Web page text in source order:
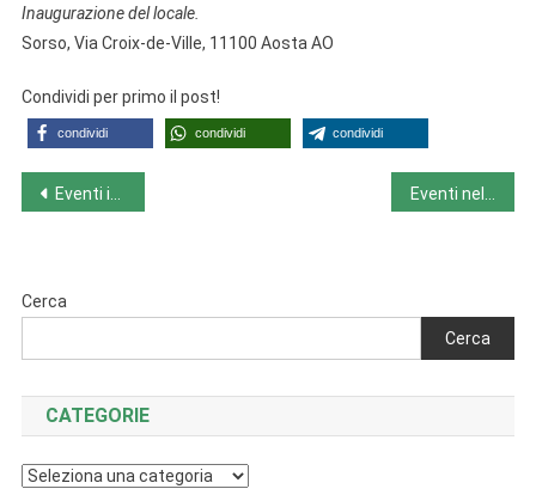
Inaugurazione del locale.
Sorso, Via Croix-de-Ville, 11100 Aosta AO
Condividi per primo il post!
condividi condividi condividi
Navigazione
Eventi in Umbria da lunedì 17/6 a domenica 23/6
Cerca
Cerca
CATEGORIE
Categorie